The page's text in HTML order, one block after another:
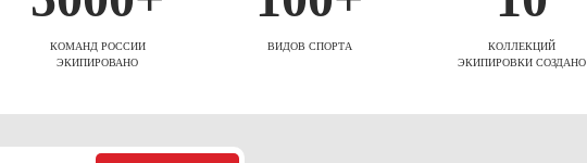
КОМАНД РОССИИ
ЭКИПИРОВАНО
ВИДОВ СПОРТА
КОЛЛЕКЦИЙ
ЭКИПИРОВКИ СОЗДАНО